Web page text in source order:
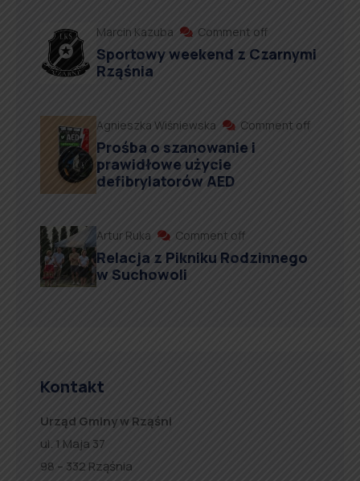
Marcin Kazuba Comment off
Sportowy weekend z Czarnymi
Rząśnia
Agnieszka Wiśniewska Comment off
Prośba o szanowanie i
prawidłowe użycie
defibrylatorów AED
Artur Ruka Comment off
Relacja z Pikniku Rodzinnego
w Suchowoli
Kontakt
Urząd Gminy w Rząśni
ul. 1 Maja 37
98 – 332 Rząśnia